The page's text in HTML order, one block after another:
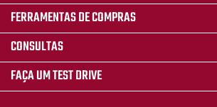
FERRAMENTAS DE COMPRAS
CONSULTAS
FAÇA UM TEST DRIVE